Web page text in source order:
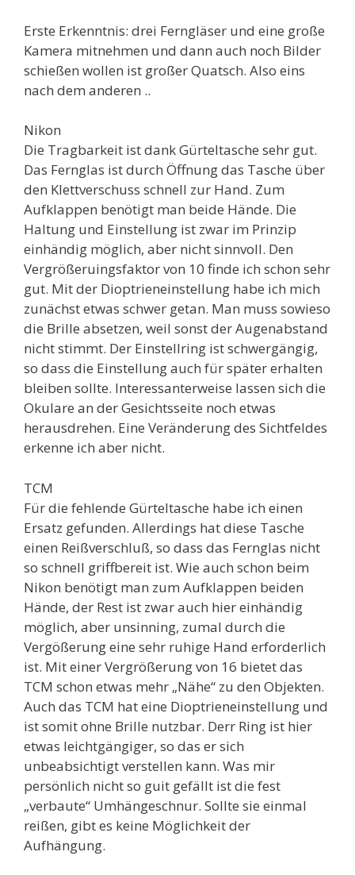
Erste Erkenntnis: drei Ferngläser und eine große
Kamera mitnehmen und dann auch noch Bilder
schießen wollen ist großer Quatsch. Also eins
nach dem anderen ..
Nikon
Die Tragbarkeit ist dank Gürteltasche sehr gut.
Das Fernglas ist durch Öffnung das Tasche über
den Klettverschuss schnell zur Hand. Zum
Aufklappen benötigt man beide Hände. Die
Haltung und Einstellung ist zwar im Prinzip
einhändig möglich, aber nicht sinnvoll. Den
Vergrößeruingsfaktor von 10 finde ich schon sehr
gut. Mit der Dioptrieneinstellung habe ich mich
zunächst etwas schwer getan. Man muss sowieso
die Brille absetzen, weil sonst der Augenabstand
nicht stimmt. Der Einstellring ist schwergängig,
so dass die Einstellung auch für später erhalten
bleiben sollte. Interessanterweise lassen sich die
Okulare an der Gesichtsseite noch etwas
herausdrehen. Eine Veränderung des Sichtfeldes
erkenne ich aber nicht.
TCM
Für die fehlende Gürteltasche habe ich einen
Ersatz gefunden. Allerdings hat diese Tasche
einen Reißverschluß, so dass das Fernglas nicht
so schnell griffbereit ist. Wie auch schon beim
Nikon benötigt man zum Aufklappen beiden
Hände, der Rest ist zwar auch hier einhändig
möglich, aber unsinning, zumal durch die
Vergößerung eine sehr ruhige Hand erforderlich
ist. Mit einer Vergrößerung von 16 bietet das
TCM schon etwas mehr „Nähe“ zu den Objekten.
Auch das TCM hat eine Dioptrieneinstellung und
ist somit ohne Brille nutzbar. Derr Ring ist hier
etwas leichtgängiger, so das er sich
unbeabsichtigt verstellen kann. Was mir
persönlich nicht so guit gefällt ist die fest
„verbaute“ Umhängeschnur. Sollte sie einmal
reißen, gibt es keine Möglichkeit der
Aufhängung.